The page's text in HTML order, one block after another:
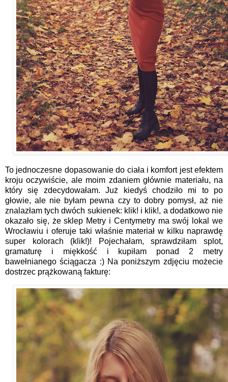
To jednoczesne dopasowanie do ciała i komfort jest efektem
kroju oczywiście, ale moim zdaniem głównie materiału, na
który się zdecydowałam. Już kiedyś chodziło mi to po
głowie, ale nie byłam pewna czy to dobry pomysł, aż nie
znalazłam tych dwóch sukienek: klik! i klik!, a dodatkowo nie
okazało się, że sklep Metry i Centymetry ma swój lokal we
Wrocławiu i oferuje taki właśnie materiał w kilku naprawdę
super kolorach (klik!)! Pojechałam, sprawdziłam splot,
gramaturę i miękkość i kupiłam ponad 2 metry
bawełnianego ściągacza :) Na poniższym zdjęciu możecie
dostrzec prążkowaną fakturę: